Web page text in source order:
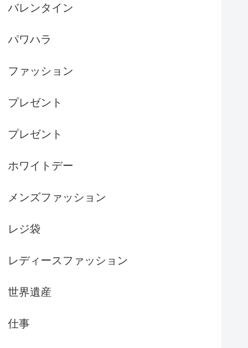
バレンタイン
パワハラ
ファッション
プレゼント
プレゼント
ホワイトデー
メンズファッション
レジ袋
レディースファッション
世界遺産
仕事